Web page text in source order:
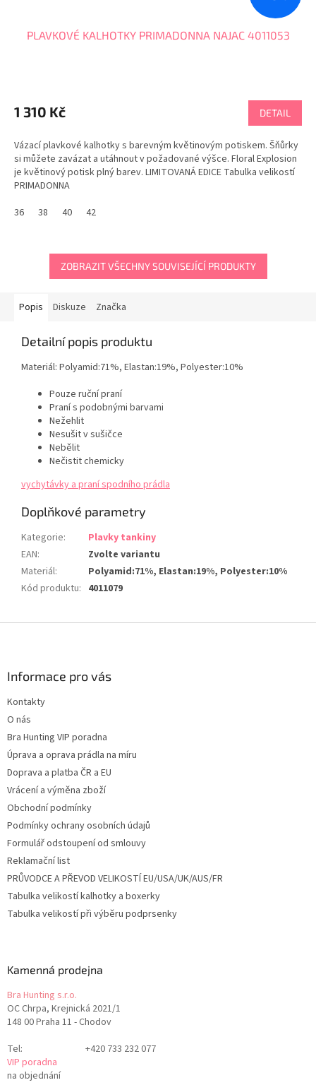
PLAVKOVÉ KALHOTKY PRIMADONNA NAJAC 4011053
1 310 Kč DETAIL
Vázací plavkové kalhotky s barevným květinovým potiskem. Šňůrky
si můžete zavázat a utáhnout v požadované výšce. Floral Explosion
je květinový potisk plný barev. LIMITOVANÁ EDICE Tabulka velikostí
PRIMADONNA
36
38 40 42
ZOBRAZIT VŠECHNY SOUVISEJÍCÍ PRODUKTY
Popis Diskuze Značka
Detailní popis produktu
Materiál: Polyamid:71%, Elastan:19%, Polyester:10%
Pouze ruční praní
Praní s podobnými barvami
Nežehlit
Nesušit v sušičce
Nebělit
Nečistit chemicky
vychytávky a praní spodního prádla
Doplňkové parametry
Kategorie:
Plavky tankiny
EAN:
Zvolte variantu
Materiál:
Polyamid:71%, Elastan:19%, Polyester:10%
Kód produktu: 4011079
Informace pro vás
Kontakty
O nás
Bra Hunting VIP poradna
Úprava a oprava prádla na míru
Doprava a platba ČR a EU
Vrácení a výměna zboží
Obchodní podmínky
Podmínky ochrany osobních údajů
Formulář odstoupení od smlouvy
Reklamační list
PRŮVODCE A PŘEVOD VELIKOSTÍ EU/USA/UK/AUS/FR
Tabulka velikostí kalhotky a boxerky
Tabulka velikostí při výběru podprsenky
Kamenná prodejna
Bra Hunting s.r.o.
OC Chrpa, Krejnická 2021/1
148 00 Praha 11 - Chodov
Tel:
+420 733 232 077
VIP poradna
na objednání